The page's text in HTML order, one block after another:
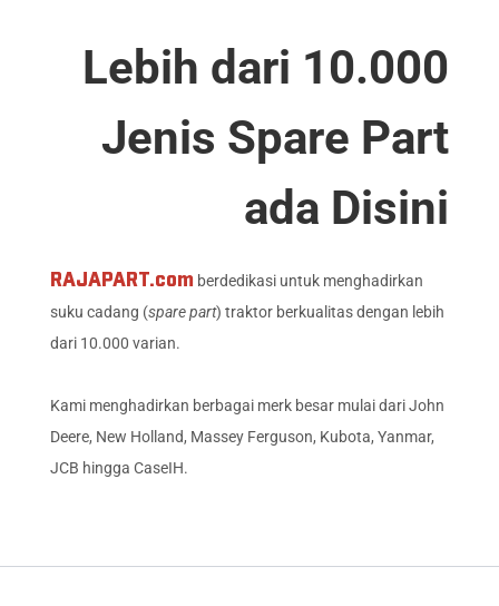
Lebih dari 10.000
Jenis Spare Part
ada Disini
RAJAPART.com berdedikasi untuk menghadirkan
suku cadang (spare part) traktor berkualitas dengan lebih
dari 10.000 varian.
Kami menghadirkan berbagai merk besar mulai dari John
Deere, New Holland, Massey Ferguson, Kubota, Yanmar,
JCB hingga CaseIH.